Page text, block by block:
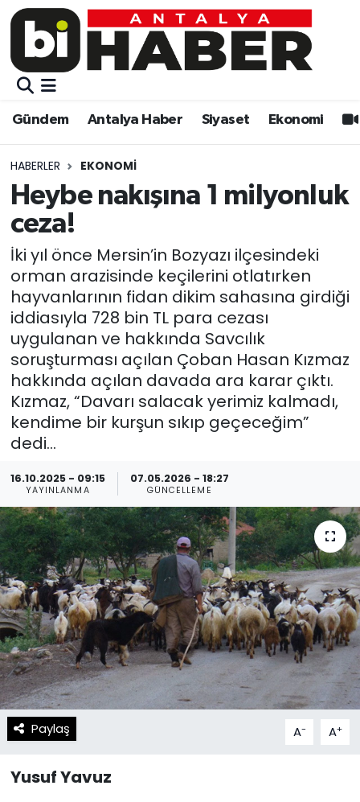
Gündem Antalya Haber Siyaset Ekonomi
HABERLER EKONOMI
Heybe nakışına 1 milyonluk
ceza!
İki yıl önce Mersin’in Bozyazı ilçesindeki
orman arazisinde keçilerini otlatırken
hayvanlarının fidan dikim sahasına girdiği
iddiasıyla 728 bin TL para cezası
uygulanan ve hakkında Savcılık
soruşturması açılan Çoban Hasan Kızmaz
hakkında açılan davada ara karar çıktı.
Kızmaz, “Davarı salacak yerimiz kalmadı,
kendime bir kurşun sıkıp geçeceğim”
dedi…
16.10.2025 - 09:15
YAYINLANMA
07.05.2026 - 18:27
GÜNCELLEME
Paylaş A- A+
Yusuf Yavuz
Gündem
Siyaset
Ekonomi
Video
Eğitim
Kültür-sanat
Sağlık
Spor
Teknoloji
Resmi İlanlar
Gündem
Siyaset
Eğitim
Ekonomi
Kültür-sanat
Sağlık
Spor
Teknoloji
Yaşam
Künye
Gizlilik Sözleşmesi
İletişim
Muratpaşa Nöbetçi Eczaneler
Muratpaşa Trafik Yoğunluk Haritası
Süper Lig Puan Durumu ve Fikstür
Tüm Manşetler
Son Dakika Haberleri
Haber Arşivi